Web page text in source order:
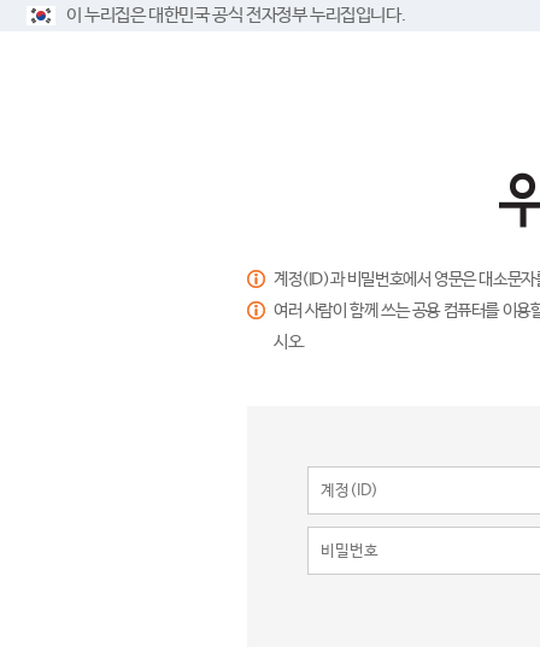
이 누리집은 대한민국 공식 전자정부 누리집입니다.
계정(ID)과 비밀번호에서 영문은 대소문
여러 사람이 함께 쓰는 공용 컴퓨터를 이
시오.